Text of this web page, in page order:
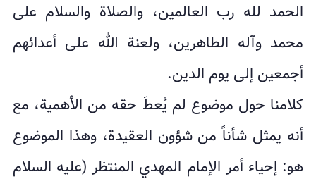
الحمد لله رب العالمين، والصلاة والسلام على
محمد وآله الطاهرين، ولعنة الله على أعدائهم
أجمعين إلى يوم الدين.
كلامنا حول موضوع لم يُعطَ حقه من الأهمية، مع
أنه يمثل شأناً من شؤون العقيدة، وهذا الموضوع
هو: إحياء أمر الإمام المهدي المنتظر (عليه السلام